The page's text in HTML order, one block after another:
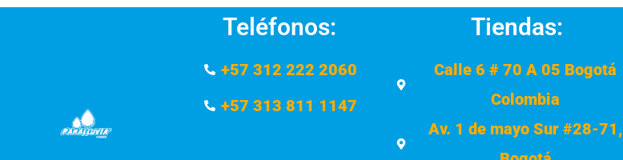
Teléfonos:
+57 312 222 2060
+57 313 811 1147
Tiendas:
Calle 6 # 70 A 05 Bogotá
Colombia
Av. 1 de mayo Sur #28-71,